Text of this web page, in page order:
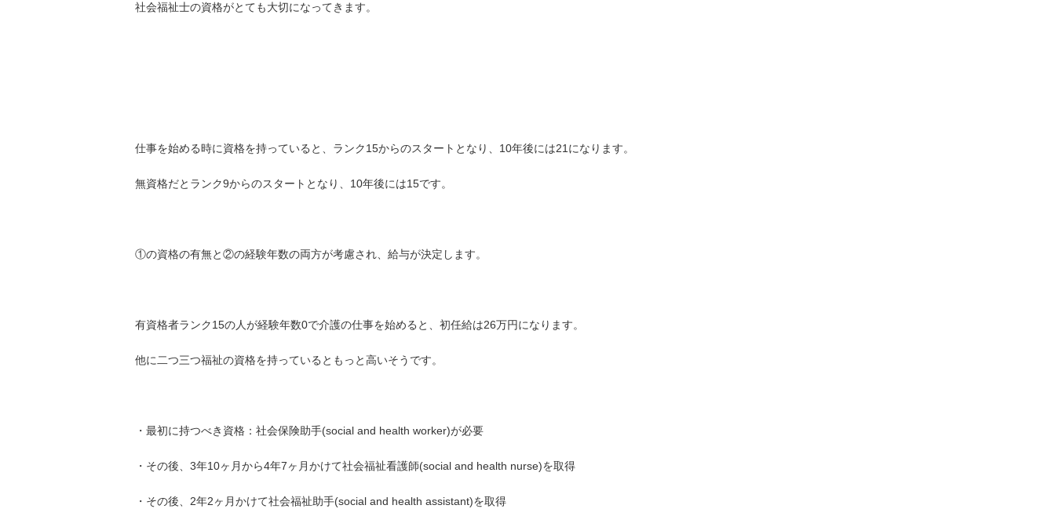
社会福祉士の資格がとても大切になってきます。
仕事を始める時に資格を持っていると、ランク15からのスタートとなり、10年後には21になります。
無資格だとランク9からのスタートとなり、10年後には15です。
①の資格の有無と②の経験年数の両方が考慮され、給与が決定します。
有資格者ランク15の人が経験年数0で介護の仕事を始めると、初任給は26万円になります。
他に二つ三つ福祉の資格を持っているともっと高いそうです。
・最初に持つべき資格：社会保険助手(social and health worker)が必要
・その後、3年10ヶ月から4年7ヶ月かけて社会福祉看護師(social and health nurse)を取得
・その後、2年2ヶ月かけて社会福祉助手(social and health assistant)を取得